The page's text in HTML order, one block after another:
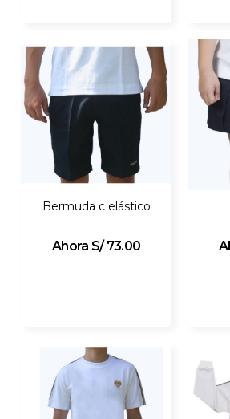
Bermuda c elástico
S/ 73.00